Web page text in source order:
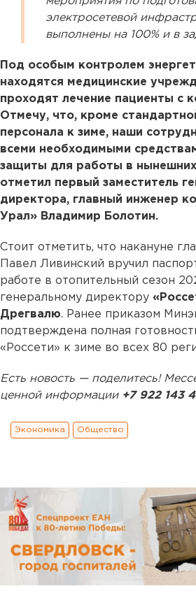
электросетевой
выполнены на 100% и в
Под особым контролем
находятся медицинские
проходят лечение пациенты с
Отмечу, что, кроме
персонала к зиме, наши
всеми необходимыми
защиты для работы в нынешних
отметил первый заместитель
директора, главный инженер
Урал» Владимир Болотин.
Стоит отметить, что накануне
Павел Ливинский вручил
работе в отопительный сезон
генеральному директору
Дрегвалю. Ранее приказом
подтверждена полная
«Россети» к зиме во всех 80
Есть новость — поделитесь!
ценной информации +7 922 143
Экономика Общество